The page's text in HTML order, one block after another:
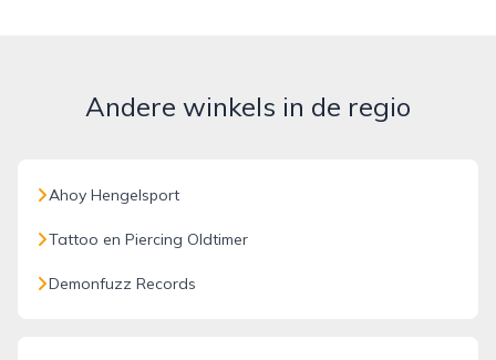
Andere winkels in de regio
Ahoy Hengelsport
Tattoo en Piercing Oldtimer
Demonfuzz Records